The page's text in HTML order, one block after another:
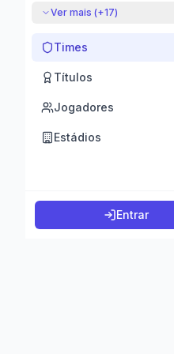
Ver mais (+17)
Times
Títulos
Jogadores
Estádios
Entrar